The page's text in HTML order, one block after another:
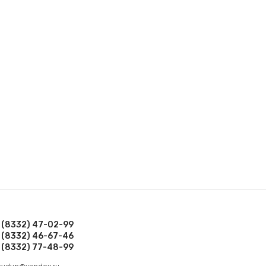
(8332) 47-02-99
(8332) 46-67-46
(8332) 77-48-99